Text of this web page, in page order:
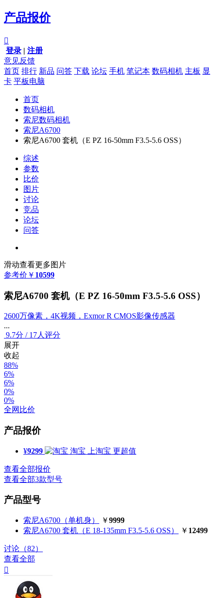
产品报价

登录 | 注册
意见反馈
首页 排行 新品 问答 下载 论坛 手机 笔记本 数码相机 主板 显
卡 平板电脑
首页
数码相机
索尼数码相机
索尼A6700
索尼A6700 套机（E PZ 16-50mm F3.5-5.6 OSS）
综述
参数
比价
图片
讨论
竞品
论坛
问答
滑动查看更多图片
参考价 ￥ 10599
索尼A6700 套机（E PZ 16-50mm F3.5-5.6 OSS）
2600万像素，4K视频，Exmor R CMOS影像传感器
...
9.7分 / 17人评分
展开
收起
88%
6%
6%
0%
0%
全网比价
产品报价
¥9299 淘宝 上淘宝 更超值
查看全部报价
查看全部3款型号
产品型号
索尼A6700（单机身） ￥9999
索尼A6700 套机（E 18-135mm F3.5-5.6 OSS）
￥ 12499
讨论（82）
查看全部
